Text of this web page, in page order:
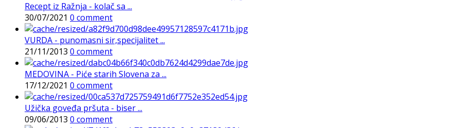
Recept iz Ražnja - kolač sa ...
30/07/2021 0 comment
VURDA - punomasni sir,specijalitet ...
21/11/2013 0 comment
MEDOVINA - Piće starih Slovena za ...
17/12/2021 0 comment
Užička goveđa pršuta - biser ...
09/06/2013 0 comment